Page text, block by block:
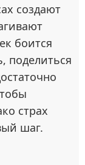
создают
боится
поделиться
страх
шаг.